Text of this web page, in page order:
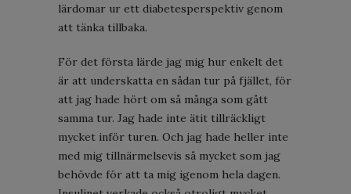
lärdomar ur ett diabetesperspektiv genom
att tänka tillbaka.
För det första lärde jag mig hur enkelt det
är att underskatta en sådan tur på fjället, för
att jag hade hört om så många som gått
samma tur. Jag hade inte ätit tillräckligt
mycket inför turen. Och jag hade heller inte
med mig tillnärmelsevis så mycket som jag
behövde för att ta mig igenom hela dagen.